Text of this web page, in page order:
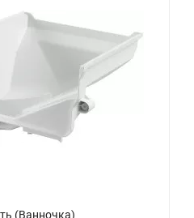
(Ванночка)